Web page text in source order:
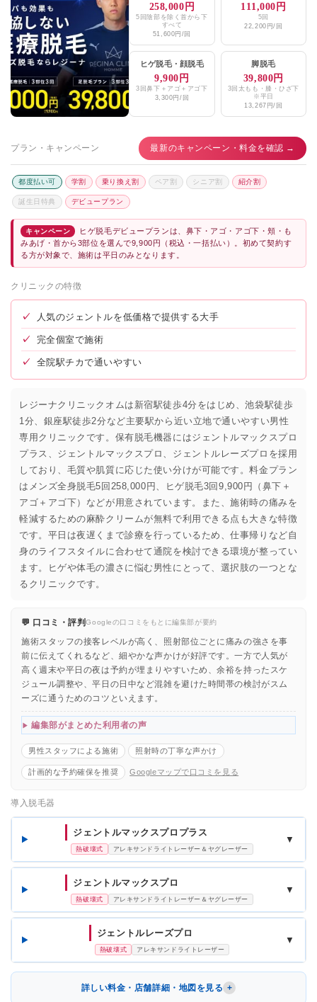
258,000円
5回陰部を除く首から下
すべて
51,600円/回
111,000円
5回
22,200円/回
ヒゲ脱毛・ 顔脱毛
9,900円
3回鼻下＋アゴ＋アゴ下
3,300円/回
脚脱毛
39,800円
3回太もも・膝・ひざ下
※平日
13,267円/回
プラン・キャンペーン 最新のキャンペーン・料金を確認 →
都度払い可 学割 乗り換え割 ペア割 シニア割 紹介割
誕生日特典 デビュープラン
キャンペーン
ヒゲ脱毛デビュープランは、鼻下・アゴ・アゴ下・頬・も
みあげ・首から3部位を選んで9,900円（税込・一括払い）。初めて契約す
る方が対象で、施術は平日のみとなります。
クリニックの特徴
✓ 人気のジェントルを低価格で提供する大手
✓ 完全個室で施術
✓ 全院駅チカで通いやすい
レジーナクリニックオムは新宿駅徒歩4分をはじめ、池袋駅徒歩
1分、銀座駅徒歩2分など主要駅から近い立地で通いやすい男性
専用クリニックです。保有脱毛機器にはジェントルマックスプロ
プラス、ジェントルマックスプロ、ジェントルレーズプロを採用
しており、毛質や肌質に応じた使い分けが可能です。料金プラン
はメンズ全身脱毛5回258,000円、ヒゲ脱毛3回9,900円（鼻下＋
アゴ＋アゴ下）などが用意されています。また、施術時の痛みを
軽減するための麻酔クリームが無料で利用できる点も大きな特徴
です。平日は夜遅くまで診療を行っているため、仕事帰りなど自
身のライフスタイルに合わせて通院を検討できる環境が整ってい
ます。ヒゲや体毛の濃さに悩む男性にとって、選択肢の一つとな
るクリニックです。
💬 口コミ・評判Googleの口コミをもとに編集部が要約
施術スタッフの接客レベルが高く、照射部位ごとに痛みの強さを事
前に伝えてくれるなど、細やかな声かけが好評です。一方で人気が
高く週末や平日の夜は予約が埋まりやすいため、余裕を持ったスケ
ジュール調整や、平日の日中など混雑を避けた時間帯の検討がスム
ーズに通うためのコツといえます。
編集部がまとめた利用者の声
男性スタッフによる施術 照射時の丁寧な声かけ
計画的な予約確保を推奨 Googleマップで口コミを見る
導入脱毛器
ジェントルマックスプロプラス
熱破壊式 アレキサンドライトレーザー＆ヤグレーザー
▼
ジェントルマックスプロ
熱破壊式 アレキサンドライトレーザー＆ヤグレーザー
▼
ジェントルレーズプロ
熱破壊式 アレキサンドライトレーザー
▼
詳しい料金・店舗詳細・地図を見る